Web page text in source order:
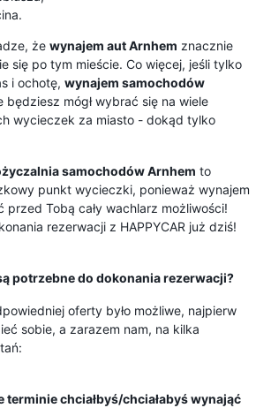
że wynajem aut Arnhem znacznie
się po tym mieście. Co więcej, jeśli tylko
i ochotę, wynajem samochodów
będziesz mógł wybrać się na wiele
wycieczek za miasto - dokąd tylko
samochodów Arnhem to
punkt wycieczki, ponieważ wynajem
przed Tobą cały wachlarz możliwości!
rezerwacji z HAPPYCAR już dziś!
potrzebne do dokonania rezerwacji?
oferty było możliwe, najpierw
sobie, a zarazem nam, na kilka
terminie chciałbyś/chciałabyś wynająć